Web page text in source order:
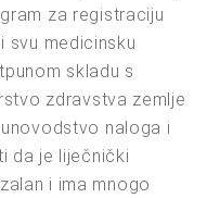
za registraciju
svu medicinsku
skladu s
zdravstva zemlje
naloga i
da je liječnički
i ima mnogo